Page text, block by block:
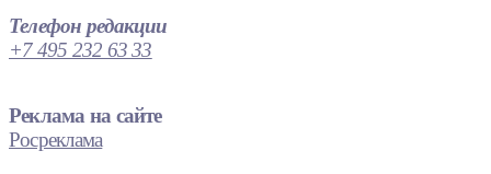
Телефон редакции
+7 495 232 63 33
Реклама на сайте
Росреклама